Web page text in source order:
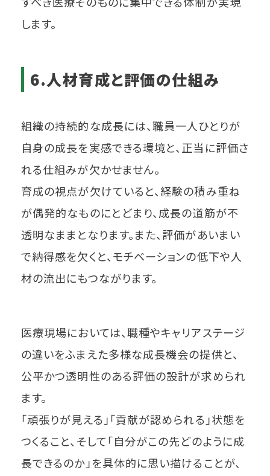
します。
6.人材育成と評価の仕組み
組織の持続的な成長には、職員一人ひとりが
自身の成長を実感できる環境と、正当に評価さ
れる仕組みが欠かせません。
育成の視点が欠けていると、経験の積み重ね
が偶発的なものにとどまり、成長の道筋が不
透明なままとなります。また、評価があいまい
で納得感を欠くと、モチベーションの低下や人
材の流出にもつながります。
医療現場においては、職種やキャリアステージ
の違いをふまえた多様な成長機会の提供と、
公平かつ透明性のある評価の設計が求められ
ます。
「頑張りが見える」「貢献が認められる」状態を
つくること、そして「自分がこの先どのように成
長できるのか」を具体的に思い描けることが、